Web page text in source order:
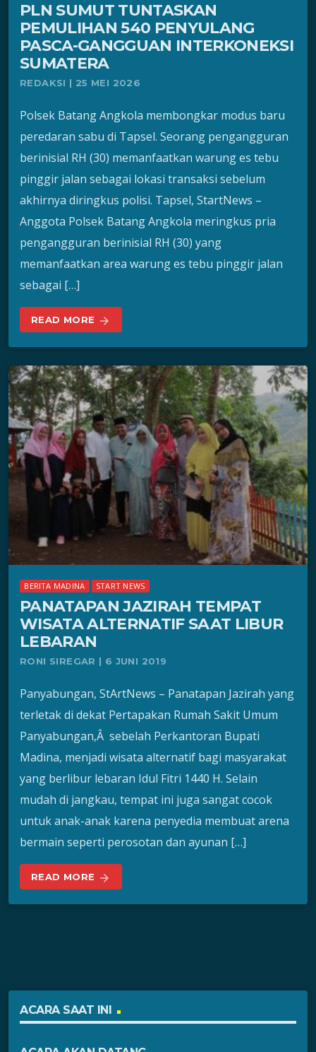
PLN SUMUT TUNTASKAN
PEMULIHAN 540 PENYULANG
PASCA-GANGGUAN INTERKONEKSI
SUMATERA
REDAKSI | 25 MEI 2026
Polsek Batang Angkola membongkar modus baru
peredaran sabu di Tapsel. Seorang pengangguran
berinisial RH (30) memanfaatkan warung es tebu
pinggir jalan sebagai lokasi transaksi sebelum
akhirnya diringkus polisi. Tapsel, StartNews –
Anggota Polsek Batang Angkola meringkus pria
pengangguran berinisial RH (30) yang
memanfaatkan area warung es tebu pinggir jalan
sebagai […]
READ MORE arrow_forward
BERITA MADINA START NEWS
PANATAPAN JAZIRAH TEMPAT
WISATA ALTERNATIF SAAT LIBUR
LEBARAN
RONI SIREGAR | 6 JUNI 2019
Panyabungan, StArtNews – Panatapan Jazirah yang
terletak di dekat Pertapakan Rumah Sakit Umum
Panyabungan,Â sebelah Perkantoran Bupati
Madina, menjadi wisata alternatif bagi masyarakat
yang berlibur lebaran Idul Fitri 1440 H. Selain
mudah di jangkau, tempat ini juga sangat cocok
untuk anak-anak karena penyedia membuat arena
bermain seperti perosotan dan ayunan […]
READ MORE arrow_forward
ACARA SAAT INI